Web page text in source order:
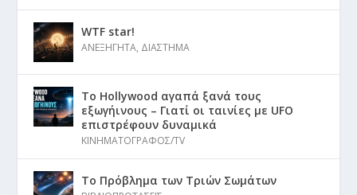
WTF star!
ΑΝΕΞΗΓΗΤΑ, ΔΙΑΣΤΗΜΑ
Το Hollywood αγαπά ξανά τους
εξωγήινους – Γιατί οι ταινίες με UFO
επιστρέφουν δυναμικά
ΚΙΝΗΜΑΤΟΓΡΑΦΟΣ/TV
Το Πρόβλημα των Τριών Σωμάτων